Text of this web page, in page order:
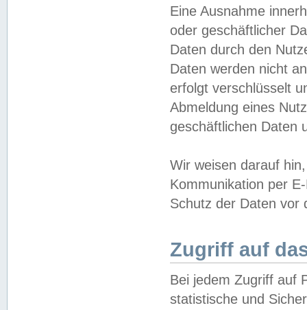
Eine Ausnahme
oder geschäftlicher
Daten durch den
Daten werden nicht
erfolgt verschlüsselt
Abmeldung eines
geschäftlichen Daten
Wir weisen darauf
Kommunikation per
Schutz der Daten vor
Zugriff auf
Bei jedem Zugriff auf
statistische und